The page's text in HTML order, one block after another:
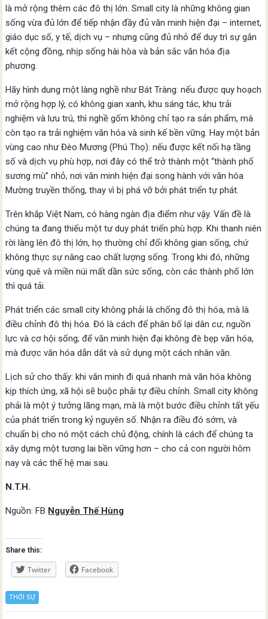
là mở rộng thêm các đô thị lớn. Small city là những không gian
sống vừa đủ lớn để tiếp nhận đầy đủ văn minh hiện đại – internet,
giáo dục số, y tế, dịch vụ – nhưng cũng đủ nhỏ để duy trì sự gắn
kết cộng đồng, nhịp sống hài hòa và bản sắc văn hóa địa
phương.
Hãy hình dung một làng nghề như Bát Tràng: nếu được quy hoạch
mở rộng hợp lý, có không gian xanh, khu sáng tác, khu trải
nghiệm và lưu trú, thì nghề gốm không chỉ tạo ra sản phẩm, mà
còn tạo ra trải nghiệm văn hóa và sinh kế bền vững. Hay một bản
vùng cao như Đèo Mương (Phú Thọ): nếu được kết nối hạ tầng
số và dịch vụ phù hợp, nơi đây có thể trở thành một “thành phố
sương mù” nhỏ, nơi văn minh hiện đại song hành với văn hóa
Mường truyền thống, thay vì bị phá vỡ bởi phát triển tự phát.
Trên khắp Việt Nam, có hàng ngàn địa điểm như vậy. Vấn đề là
chúng ta đang thiếu một tư duy phát triển phù hợp. Khi thanh niên
rời làng lên đô thị lớn, họ thường chỉ đổi không gian sống, chứ
không thực sự nâng cao chất lượng sống. Trong khi đó, những
vùng quê và miền núi mất dần sức sống, còn các thành phố lớn
thì quá tải.
Phát triển các small city không phải là chống đô thị hóa, mà là
điều chỉnh đô thị hóa. Đó là cách để phân bố lại dân cư, nguồn
lực và cơ hội sống; để văn minh hiện đại không đè bẹp văn hóa,
mà được văn hóa dẫn dắt và sử dụng một cách nhân văn.
Lịch sử cho thấy: khi văn minh đi quá nhanh mà văn hóa không
kịp thích ứng, xã hội sẽ buộc phải tự điều chỉnh. Small city không
phải là một ý tưởng lãng mạn, mà là một bước điều chỉnh tất yếu
của phát triển trong kỷ nguyên số. Nhận ra điều đó sớm, và
chuẩn bị cho nó một cách chủ động, chính là cách để chúng ta
xây dựng một tương lai bền vững hơn – cho cả con người hôm
nay và các thế hệ mai sau.
N.T.H.
Nguồn: FB Nguyễn Thế Hùng
Share this:
Twitter Facebook
THỜI SỰ